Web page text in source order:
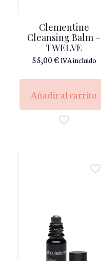
Clementine
Cleansing Balm –
TWELVE
55,00€IVA incluido
Añadir al carrito